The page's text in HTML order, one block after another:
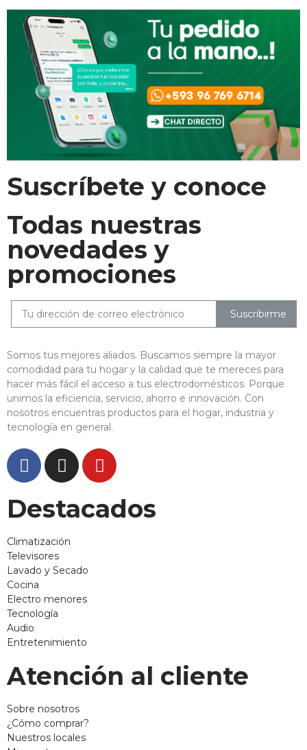
Suscríbete y conoce
Todas nuestras
novedades y
promociones
Suscribirme
Somos tus mejores aliados. Buscamos siempre la mayor
comodidad para tu hogar y la calidad que te mereces para
hacer más fácil el acceso a tus electrodomésticos. Porque
unimos la eficiencia, servicio, ahorro e innovación. Con
nosotros encuentras productos para el hogar, industria y
tecnología en general.
Destacados
Climatización
Televisores
Lavado y Secado
Cocina
Electro menores
Tecnología
Audio
Entretenimiento
Atención al cliente
Sobre nosotros
¿Cómo comprar?
Nuestros locales